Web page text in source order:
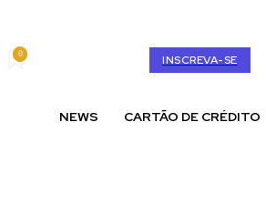
0 INSCREVA-SE
NEWS CARTÃO DE CRÉDITO